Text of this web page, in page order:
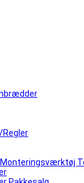
Regler
Monteringsværktøj